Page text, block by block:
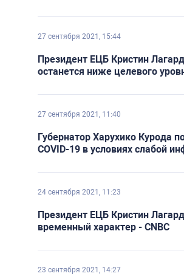
27 сентября 2021, 15:44
Президент ЕЦБ Кристин
останется ниже целевого
27 сентября 2021, 11:40
Губернатор Харухико Курода
COVID-19 в условиях слабой
24 сентября 2021, 11:23
Президент ЕЦБ Кристин
временный характер - CNBC
23 сентября 2021, 14:27